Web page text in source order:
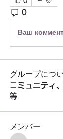
0
Ваш
グループにつ
コミュニティ
等
メンバー